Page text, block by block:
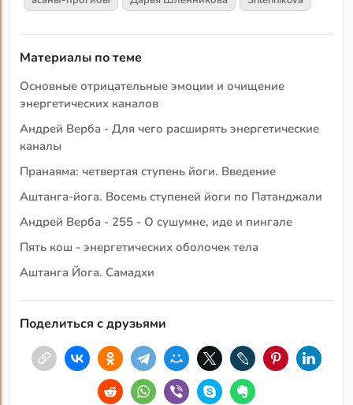
Материалы по теме
Основные отрицательные эмоции и очищение
энергетических каналов
Андрей Верба - Для чего расширять энергетические
каналы
Пранаяма: четвертая ступень йоги. Введение
Аштанга-йога. Восемь ступеней йоги по Патанджали
Андрей Верба - 255 - О сушумне, иде и пингале
Пять кош - энергетических оболочек тела
Аштанга Йога. Самадхи
Поделиться с друзьями